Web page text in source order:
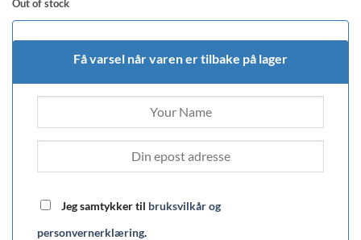
Out of stock
Få varsel når varen er tilbake på lager
Jeg samtykker til bruksvilkår og
personvernerklæring.